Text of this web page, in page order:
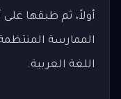
أولاً، ثم طبقها
الممارسة
اللغة العربية.